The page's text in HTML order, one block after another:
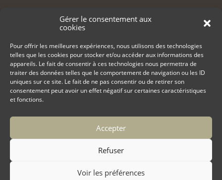
Gérer le consentement aux
cookies
Pour offrir les meilleures expériences, nous utilisons des technologies
telles que les cookies pour stocker et/ou accéder aux informations des
appareils. Le fait de consentir à ces technologies nous permettra de
traiter des données telles que le comportement de navigation ou les ID
uniques sur ce site. Le fait de ne pas consentir ou de retirer son
consentement peut avoir un effet négatif sur certaines caractéristiques
et fonctions.
Accepter
Refuser
Voir les préférences
TVA : BE 0688 794 525
contact@bruyerre.eu
+32 (0)71 23 23 80
Copyright 2022 Bruyerre Chocolates
Politique de cookies (UE)